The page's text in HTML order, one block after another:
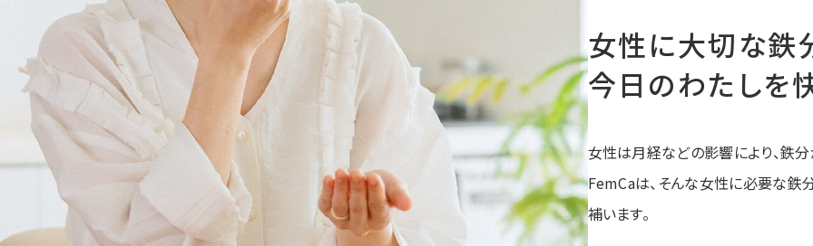
女性に大切な鉄
今日のわたしを
女性は月経などの影響により、鉄
FemCaは、そんな女性に必要な鉄分
補います。